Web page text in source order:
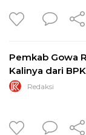
Pemkab Gowa
Kalinya dari
Redaksi